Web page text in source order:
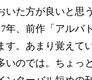
いた方が良いと思
年、前作「アルバ
す。あまり覚えて
いのでは。ちょっ